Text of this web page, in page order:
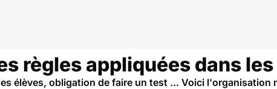
règles appliquées dans
élèves, obligation de faire un test ... Voici l'organisation